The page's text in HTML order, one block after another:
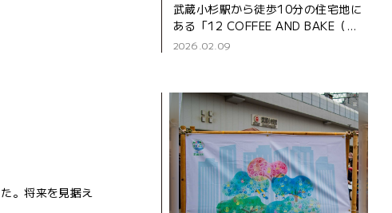
。将来を見据え
武蔵小杉駅から徒歩10分の住宅地に
ある「12 COFFEE AND BAKE（ジ
ュウニ コーヒー アンド ベイ
2026.02.09